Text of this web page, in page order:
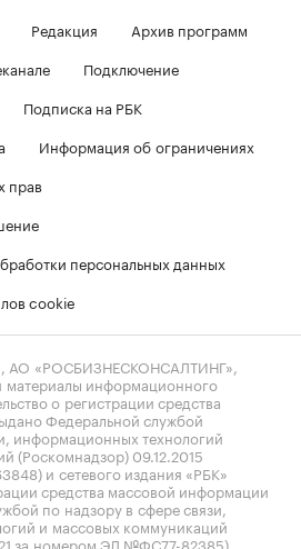
Редакция
Архив программ
Подключение
Подписка на РБК
Информация об ограничениях
прав
персональных данных
cookie
«РОСБИЗНЕСКОНСАЛТИНГ»,
материалы информационного
о регистрации средства
Федеральной службой
информационных технологий
(Роскомнадзор) 09.12.2015
и сетевого издания «РБК»
средства массовой информации
по надзору в сфере связи,
и массовых коммуникаций
за номером ЭЛ №ФС77-82385)